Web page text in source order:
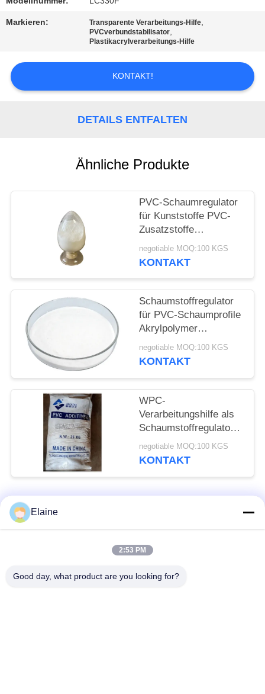
VERBINDUNG
SIE EIN
ZITAT
POLICY
Markieren: Transparente Verarbeitungs-Hilfe,
PVCverbundstabilisator,
Plastikacrylverarbeitungs-Hilfe
KONTAKT!
DETAILS ENTFALTEN
Ähnliche Produkte
PVC-Schaumregulator
für Kunststoffe PVC-
Zusatzstoffe
Schaumblatt-
Schaumregulator
negotiable MOQ:100 KGS
KONTAKT
Schaumstoffregulator
für PVC-Schaumprofile
Akrylpolymer
Hilfsmittel für
Schaumbrett
negotiable MOQ:100 KGS
KONTAKT
WPC-
Verarbeitungshilfe als
Schaumstoffregulator
für PVC-Schaumstoff-
negotiable MOQ:100 KGS
KONTAKT
Beliebte Kategorien Alle
Kalziumzink-
Elaine
2:53 PM
Good day, what product are you looking for?